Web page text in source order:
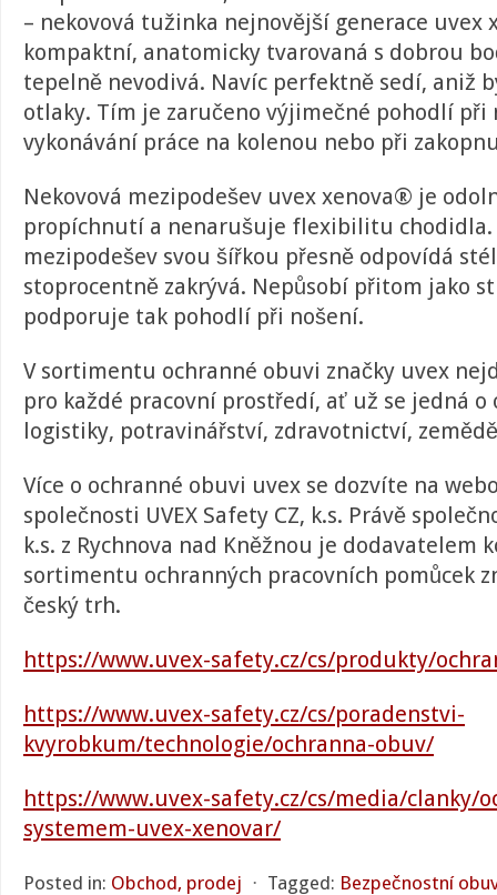
– nekovová tužinka nejnovější generace uvex
kompaktní, anatomicky tvarovaná s dobrou
tepelně nevodivá. Navíc perfektně sedí, aniž
otlaky. Tím je zaručeno výjimečné pohodlí při
vykonávání práce na kolenou nebo při
Nekovová mezipodešev uvex xenova® je
propíchnutí a nenarušuje flexibilitu chodidla.
mezipodešev svou šířkou přesně odpovídá
stoprocentně zakrývá. Nepůsobí přitom jako
podporuje tak pohodlí při nošení.
V sortimentu ochranné obuvi značky uvex
pro každé pracovní prostředí, ať už se jedná
logistiky, potravinářství, zdravotnictví,
Více o ochranné obuvi uvex se dozvíte na
společnosti UVEX Safety CZ, k.s. Právě
k.s. z Rychnova nad Kněžnou je dodavatelem
sortimentu ochranných pracovních pomůcek
český trh.
https://www.uvex-safety.cz/cs/produkty/
https://www.uvex-safety.cz/cs/poradenstvi-
kvyrobkum/technologie/ochranna-obuv/
https://www.uvex-safety.cz/cs/media/clanky/
systemem-uvex-xenovar/
Posted in: Obchod, prodej ⋅ Tagged: Bezpečnostní